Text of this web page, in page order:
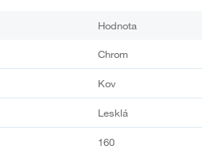
Hodnota
Chrom
Kov
Lesklá
160